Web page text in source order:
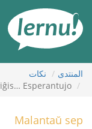
المحتويات
المنتدى
نكات
Esperantujo
Malantaŭ sep